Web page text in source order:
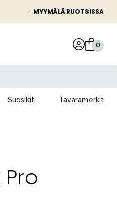
✓ MYYMÄLÄ RUOTSISSA
Suosikit Tavaramerkit